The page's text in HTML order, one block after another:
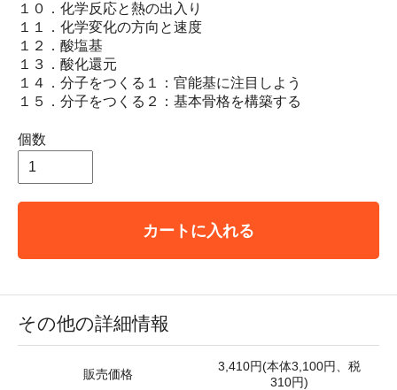
１０．化学反応と熱の出入り
１１．化学変化の方向と速度
１２．酸塩基
１３．酸化還元
１４．分子をつくる１：官能基に注目しよう
１５．分子をつくる２：基本骨格を構築する
個数
カートに入れる
その他の詳細情報
販売価格
3,410円(本体3,100円、税
310円)